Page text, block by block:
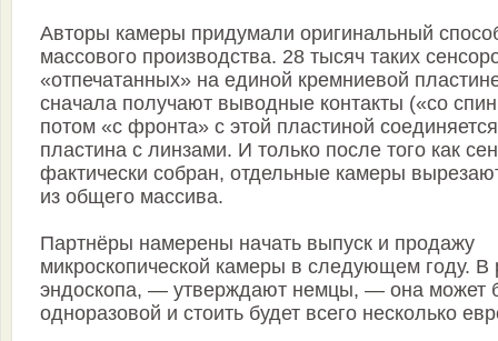
Авторы камеры придумали оригинальный
массового производства. 28 тысяч таких
«отпечатанных» на единой кремниевой
сначала получают выводные контакты («со
потом «с фронта» с этой пластиной соединяется
пластина с линзами. И только после того как
фактически собран, отдельные камеры
из общего массива.
Партнёры намерены начать выпуск и продажу
микроскопической камеры в следующем году. В
эндоскопа, — утверждают немцы, — она может
одноразовой и стоить будет всего несколько